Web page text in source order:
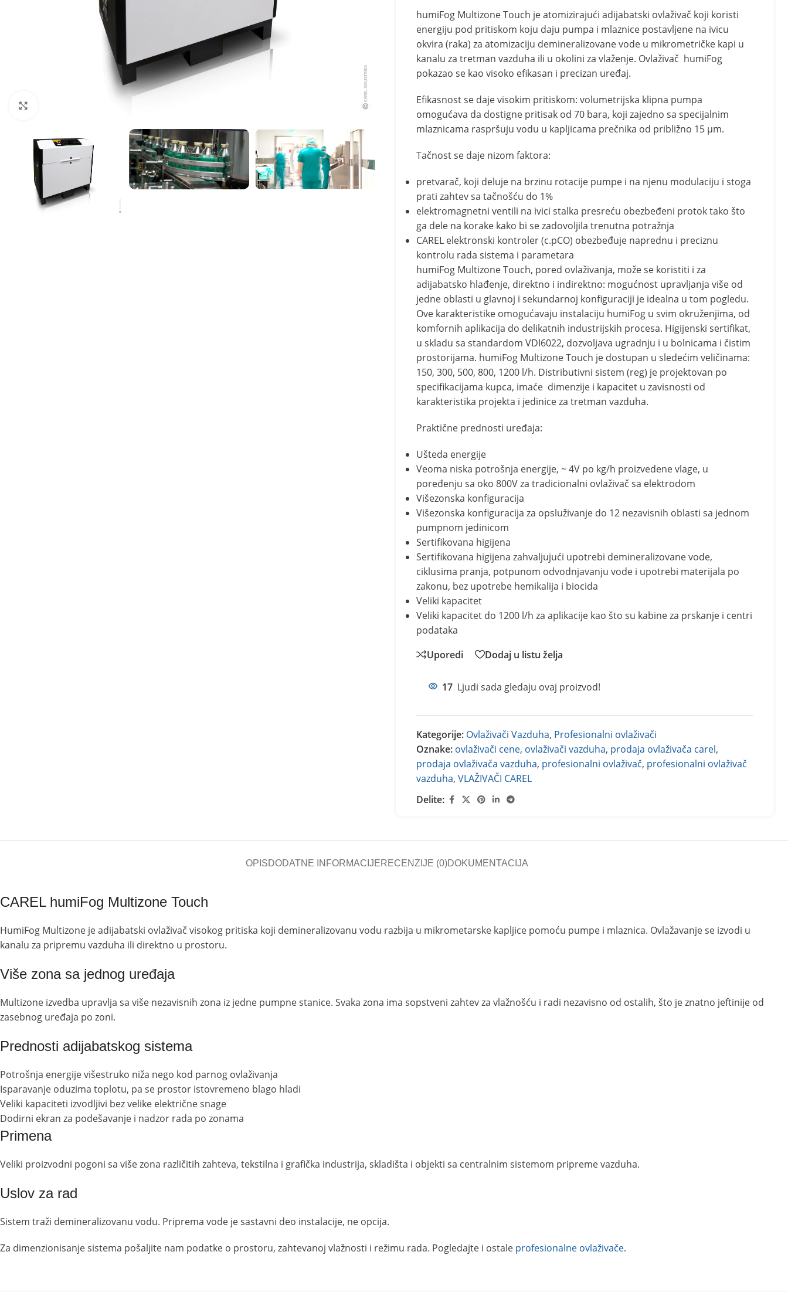
humiFog Multizone Touch je atomizirajući adijabatski ovlaživač koji koristi
energiju pod pritiskom koju daju pumpa i mlaznice postavljene na ivicu
okvira (raka) za atomizaciju demineralizovane vode u mikrometričke kapi u
kanalu za tretman vazduha ili u okolini za vlaženje. Ovlaživač humiFog
pokazao se kao visoko efikasan i precizan uređaj.
Efikasnost se daje visokim pritiskom: volumetrijska klipna pumpa
omogućava da dostigne pritisak od 70 bara, koji zajedno sa specijalnim
mlaznicama raspršuju vodu u kapljicama prečnika od približno 15 µm.
Tačnost se daje nizom faktora:
pretvarač, koji deluje na brzinu rotacije pumpe i na njenu modulaciju i stoga
prati zahtev sa tačnošću do 1%
elektromagnetni ventili na ivici stalka presreću obezbeđeni protok tako što
ga dele na korake kako bi se zadovoljila trenutna potražnja
CAREL elektronski kontroler (c.pCO) obezbeđuje naprednu i preciznu
kontrolu rada sistema i parametara
humiFog Multizone Touch, pored ovlaživanja, može se koristiti i za
adijabatsko hlađenje, direktno i indirektno: mogućnost upravljanja više od
jedne oblasti u glavnoj i sekundarnoj konfiguraciji je idealna u tom pogledu.
Ove karakteristike omogućavaju instalaciju humiFog u svim okruženjima, od
komfornih aplikacija do delikatnih industrijskih procesa. Higijenski sertifikat,
u skladu sa standardom VDI6022, dozvoljava ugradnju i u bolnicama i čistim
prostorijama. humiFog Multizone Touch je dostupan u sledećim veličinama:
150, 300, 500, 800, 1200 l/h. Distributivni sistem (reg) je projektovan po
specifikacijama kupca, imaće dimenzije i kapacitet u zavisnosti od
karakteristika projekta i jedinice za tretman vazduha.
Praktične prednosti uređaja:
Ušteda energije
Veoma niska potrošnja energije, ~ 4V po kg/h proizvedene vlage, u
poređenju sa oko 800V za tradicionalni ovlaživač sa elektrodom
Višezonska konfiguracija
Višezonska konfiguracija za opsluživanje do 12 nezavisnih oblasti sa jednom
pumpnom jedinicom
Sertifikovana higijena
Sertifikovana higijena zahvaljujući upotrebi demineralizovane vode,
ciklusima pranja, potpunom odvodnjavanju vode i upotrebi materijala po
zakonu, bez upotrebe hemikalija i biocida
Veliki kapacitet
Veliki kapacitet do 1200 l/h za aplikacije kao što su kabine za prskanje i centri
podataka
Uporedi
Dodaj u listu želja
17 Ljudi sada gledaju ovaj proizvod!
Kategorije: Ovlaživači Vazduha, Profesionalni ovlaživači
Oznake: ovlaživači cene, ovlaživači vazduha, prodaja ovlaživača carel,
prodaja ovlaživača vazduha, profesionalni ovlaživač, profesionalni ovlaživač
vazduha, VLAŽIVAČI CAREL
Delite:
OPISDODATNE INFORMACIJERECENZIJE (0)DOKUMENTACIJA
CAREL humiFog Multizone Touch
HumiFog Multizone je adijabatski ovlaživač visokog pritiska koji demineralizovanu vodu razbija u mikrometarske kapljice pomoću pumpe i mlaznica. Ovlažavanje se izvodi u
kanalu za pripremu vazduha ili direktno u prostoru.
Više zona sa jednog uređaja
Multizone izvedba upravlja sa više nezavisnih zona iz jedne pumpne stanice. Svaka zona ima sopstveni zahtev za vlažnošću i radi nezavisno od ostalih, što je znatno jeftinije od
zasebnog uređaja po zoni.
Prednosti adijabatskog sistema
Potrošnja energije višestruko niža nego kod parnog ovlaživanja
Isparavanje oduzima toplotu, pa se prostor istovremeno blago hladi
Veliki kapaciteti izvodljivi bez velike električne snage
Dodirni ekran za podešavanje i nadzor rada po zonama
Primena
Veliki proizvodni pogoni sa više zona različitih zahteva, tekstilna i grafička industrija, skladišta i objekti sa centralnim sistemom pripreme vazduha.
Uslov za rad
Sistem traži demineralizovanu vodu. Priprema vode je sastavni deo instalacije, ne opcija.
Za dimenzionisanje sistema pošaljite nam podatke o prostoru, zahtevanoj vlažnosti i režimu rada. Pogledajte i ostale profesionalne ovlaživače.